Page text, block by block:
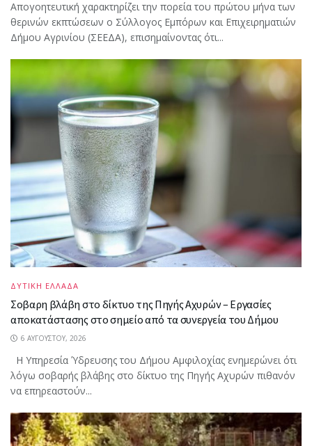
Απογοητευτική χαρακτηρίζει την πορεία του πρώτου μήνα των
θερινών εκπτώσεων ο Σύλλογος Εμπόρων και Επιχειρηματιών
Δήμου Αγρινίου (ΣΕΕΔΑ), επισημαίνοντας ότι...
ΔΥΤΙΚΗ ΕΛΛΑΔΑ
Σοβαρη βλάβη στο δίκτυο της Πηγής Αχυρών – Εργασίες
αποκατάστασης στο σημείο από τα συνεργεία του Δήμου
6 ΑΥΓΟΎΣΤΟΥ, 2026
Η Υπηρεσία Ύδρευσης του Δήμου Αμφιλοχίας ενημερώνει ότι
λόγω σοβαρής βλάβης στο δίκτυο της Πηγής Αχυρών πιθανόν
να επηρεαστούν...